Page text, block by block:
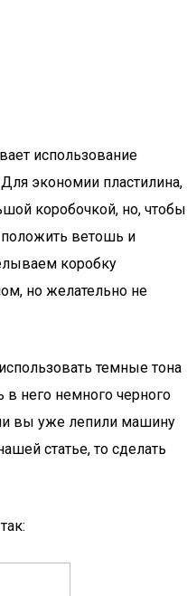
использование
экономии пластилина,
коробочкой, но, чтобы
ветошь и
коробку
но желательно не
темные тона
в него немного черного
вы уже лепили машину
статье, то сделать